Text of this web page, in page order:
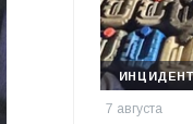
7 августа